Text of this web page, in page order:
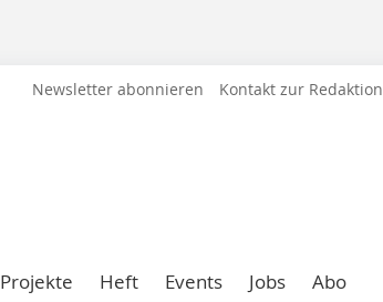
Newsletter abonnieren Kontakt zur Redaktion
Projekte Heft Events Jobs Abo